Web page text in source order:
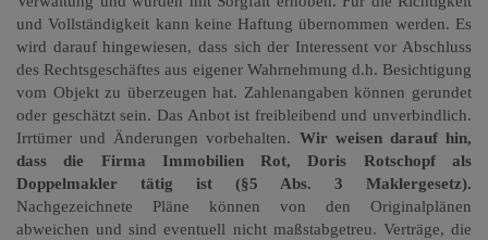
und Vollständigkeit kann keine Haftung übernommen werden. Es
wird darauf hingewiesen, dass sich der Interessent vor Abschluss
des Rechtsgeschäftes aus eigener Wahrnehmung d.h. Besichtigung
vom Objekt zu überzeugen hat. Zahlenangaben können gerundet
oder geschätzt sein. Das Anbot ist freibleibend und unverbindlich.
Irrtümer und Änderungen vorbehalten. Wir weisen darauf hin,
dass die Firma Immobilien Rot, Doris Rotschopf als
Doppelmakler tätig ist (§5 Abs. 3 Maklergesetz).
Nachgezeichnete Pläne können von den Originalplänen
abweichen und sind eventuell nicht maßstabgetreu. Verträge, die